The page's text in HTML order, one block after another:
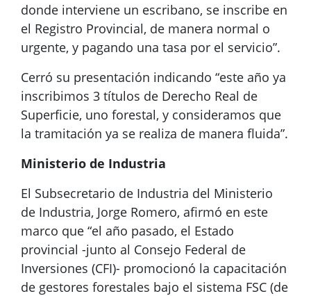
donde interviene un escribano, se inscribe en
el Registro Provincial, de manera normal o
urgente, y pagando una tasa por el servicio”.
Cerró su presentación indicando “este año ya
inscribimos 3 títulos de Derecho Real de
Superficie, uno forestal, y consideramos que
la tramitación ya se realiza de manera fluida”.
Ministerio de Industria
El Subsecretario de Industria del Ministerio
de Industria, Jorge Romero, afirmó en este
marco que “el año pasado, el Estado
provincial -junto al Consejo Federal de
Inversiones (CFI)- promocionó la capacitación
de gestores forestales bajo el sistema FSC (de